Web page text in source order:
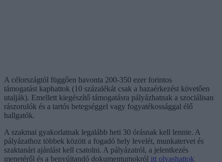
A célországtól függően havonta 200-350 ezer forintos
támogatást kaphattok (10 százalékát csak a hazaérkezést követően
utalják). Emellett kiegészítő támogatásra pályázhatnak a szociálisan
rászorulók és a tartós betegséggel vagy fogyatékossággal élő
hallgatók.
A szakmai gyakorlatnak legalább heti 30 órásnak kell lennie. A
pályázathoz többek között a fogadó hely levelét, munkatervet és
szaktanári ajánlást kell csatolni. A pályázatról, a jelentkezés
menetéről és a benyújtandó dokumentumokról itt olvashattok